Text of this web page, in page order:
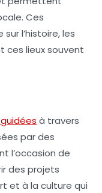
Ces
l’histoire, les
ces lieux souvent
à travers
par des
l’occasion de
des projets
et à la culture qui